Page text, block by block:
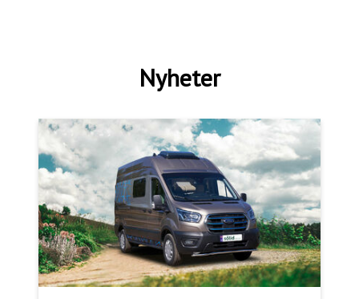
Nyheter